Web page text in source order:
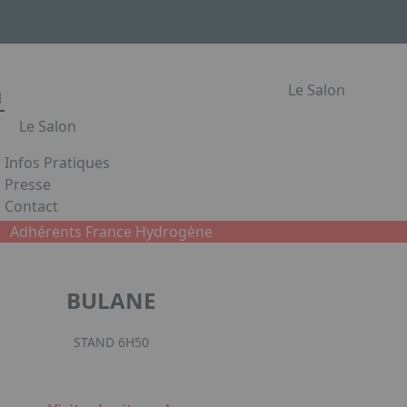
Le Salon
Le Salon
Le Salon
Les secteurs du Salon Habitat & Jardin
Le Salon de l'Habitat en images
Infos Pratiques
Presse
Contact
Appuyez sur Entrée pour ouvrir le lien. Appuyez sur la
Adhérents France Hydrogène
BULANE
STAND 6H50